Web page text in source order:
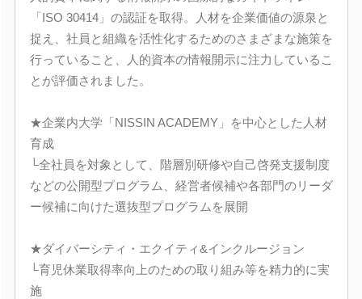
「ISO 30414」の認証を取得。人材を企業価値の源泉と
捉え、社員と組織を活性化するためのさまざまな施策を
行っていること、人的資本の情報開示に注力しているこ
とが評価されました。
★企業内大学「NISSIN ACADEMY」を中心とした人材
育成
└全社員を対象として、階層別研修や自己啓発支援制度
などの公開型プログラム、経営者候補や各部門のリーダ
ー候補に向けた選抜型プログラムを展開
★ダイバーシティ・エクイティ&インクルージョン
└育児休業取得率向上のための取り組み等を精力的に実
施